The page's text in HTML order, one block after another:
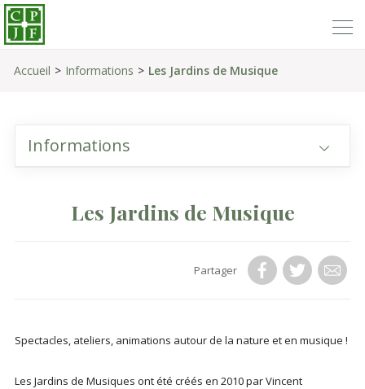
Accueil Informations Les Jardins de Musique
Informations
Les Jardins de Musique
Partager
Spectacles, ateliers, animations autour de la nature et en musique !
Les Jardins de Musiques ont été créés en 2010 par Vincent